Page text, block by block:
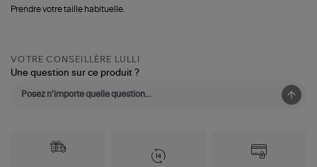
Prendre votre taille habituelle.
VOTRE CONSEILLÈRE LULLI
Une question sur ce produit ?